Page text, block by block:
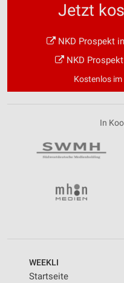
Jetzt
NKD Prospekt
NKD
Kostenlos
In
WEEKLI
Startseite